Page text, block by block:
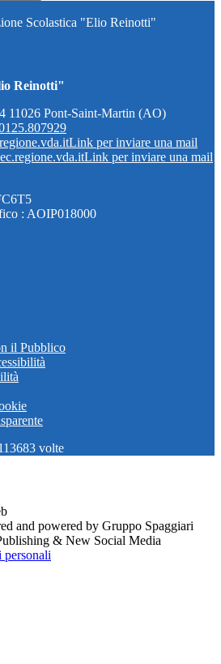
Scolastica "Elio Reinotti"
Reinotti"
11026 Pont-Saint-Martin (AO)
Link per inviare una mail
Link per inviare una mail
: AOIP018000
il Pubblico
volte
and powered by Gruppo Spaggiari
& New Social Media
personali